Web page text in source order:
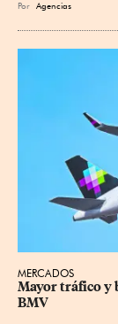
Por Agencias
MERCADOS
Mayor tráfico y
BMV